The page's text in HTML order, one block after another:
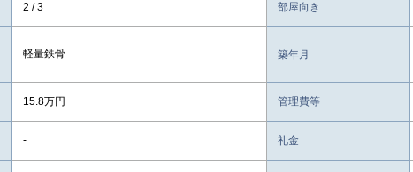
2 / 3 部屋向き
軽量鉄骨 築年月
15.8万円 管理費等
- 礼金